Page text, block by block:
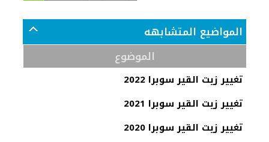
المواضيع المتشابهه
الموضوع
تغيير زيت القير سوبرا 2022
تغيير زيت القير سوبرا 2021
تغيير زيت القير سوبرا 2020